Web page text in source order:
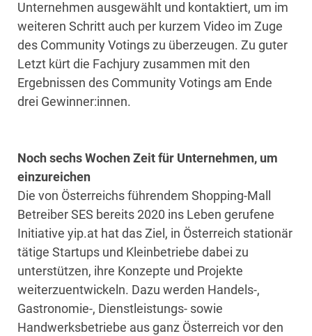
Unternehmen ausgewählt und kontaktiert, um im
weiteren Schritt auch per kurzem Video im Zuge
des Community Votings zu überzeugen. Zu guter
Letzt kürt die Fachjury zusammen mit den
Ergebnissen des Community Votings am Ende
drei Gewinner:innen.
Noch sechs Wochen Zeit für Unternehmen, um
einzureichen
Die von Österreichs führendem Shopping-Mall
Betreiber SES bereits 2020 ins Leben gerufene
Initiative yip.at hat das Ziel, in Österreich stationär
tätige Startups und Kleinbetriebe dabei zu
unterstützen, ihre Konzepte und Projekte
weiterzuentwickeln. Dazu werden Handels-,
Gastronomie-, Dienstleistungs- sowie
Handwerksbetriebe aus ganz Österreich vor den